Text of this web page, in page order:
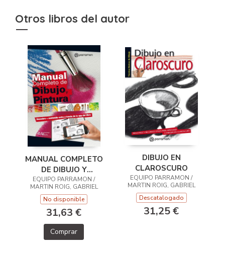
Otros libros del autor
MANUAL COMPLETO
DE DIBUJO Y
PINTURA
EQUIPO PARRAMON /
MARTIN ROIG, GABRIEL
No disponible
31,63 €
Comprar
DIBUJO EN
CLAROSCURO
EQUIPO PARRAMON /
MARTIN ROIG, GABRIEL
Descatalogado
31,25 €